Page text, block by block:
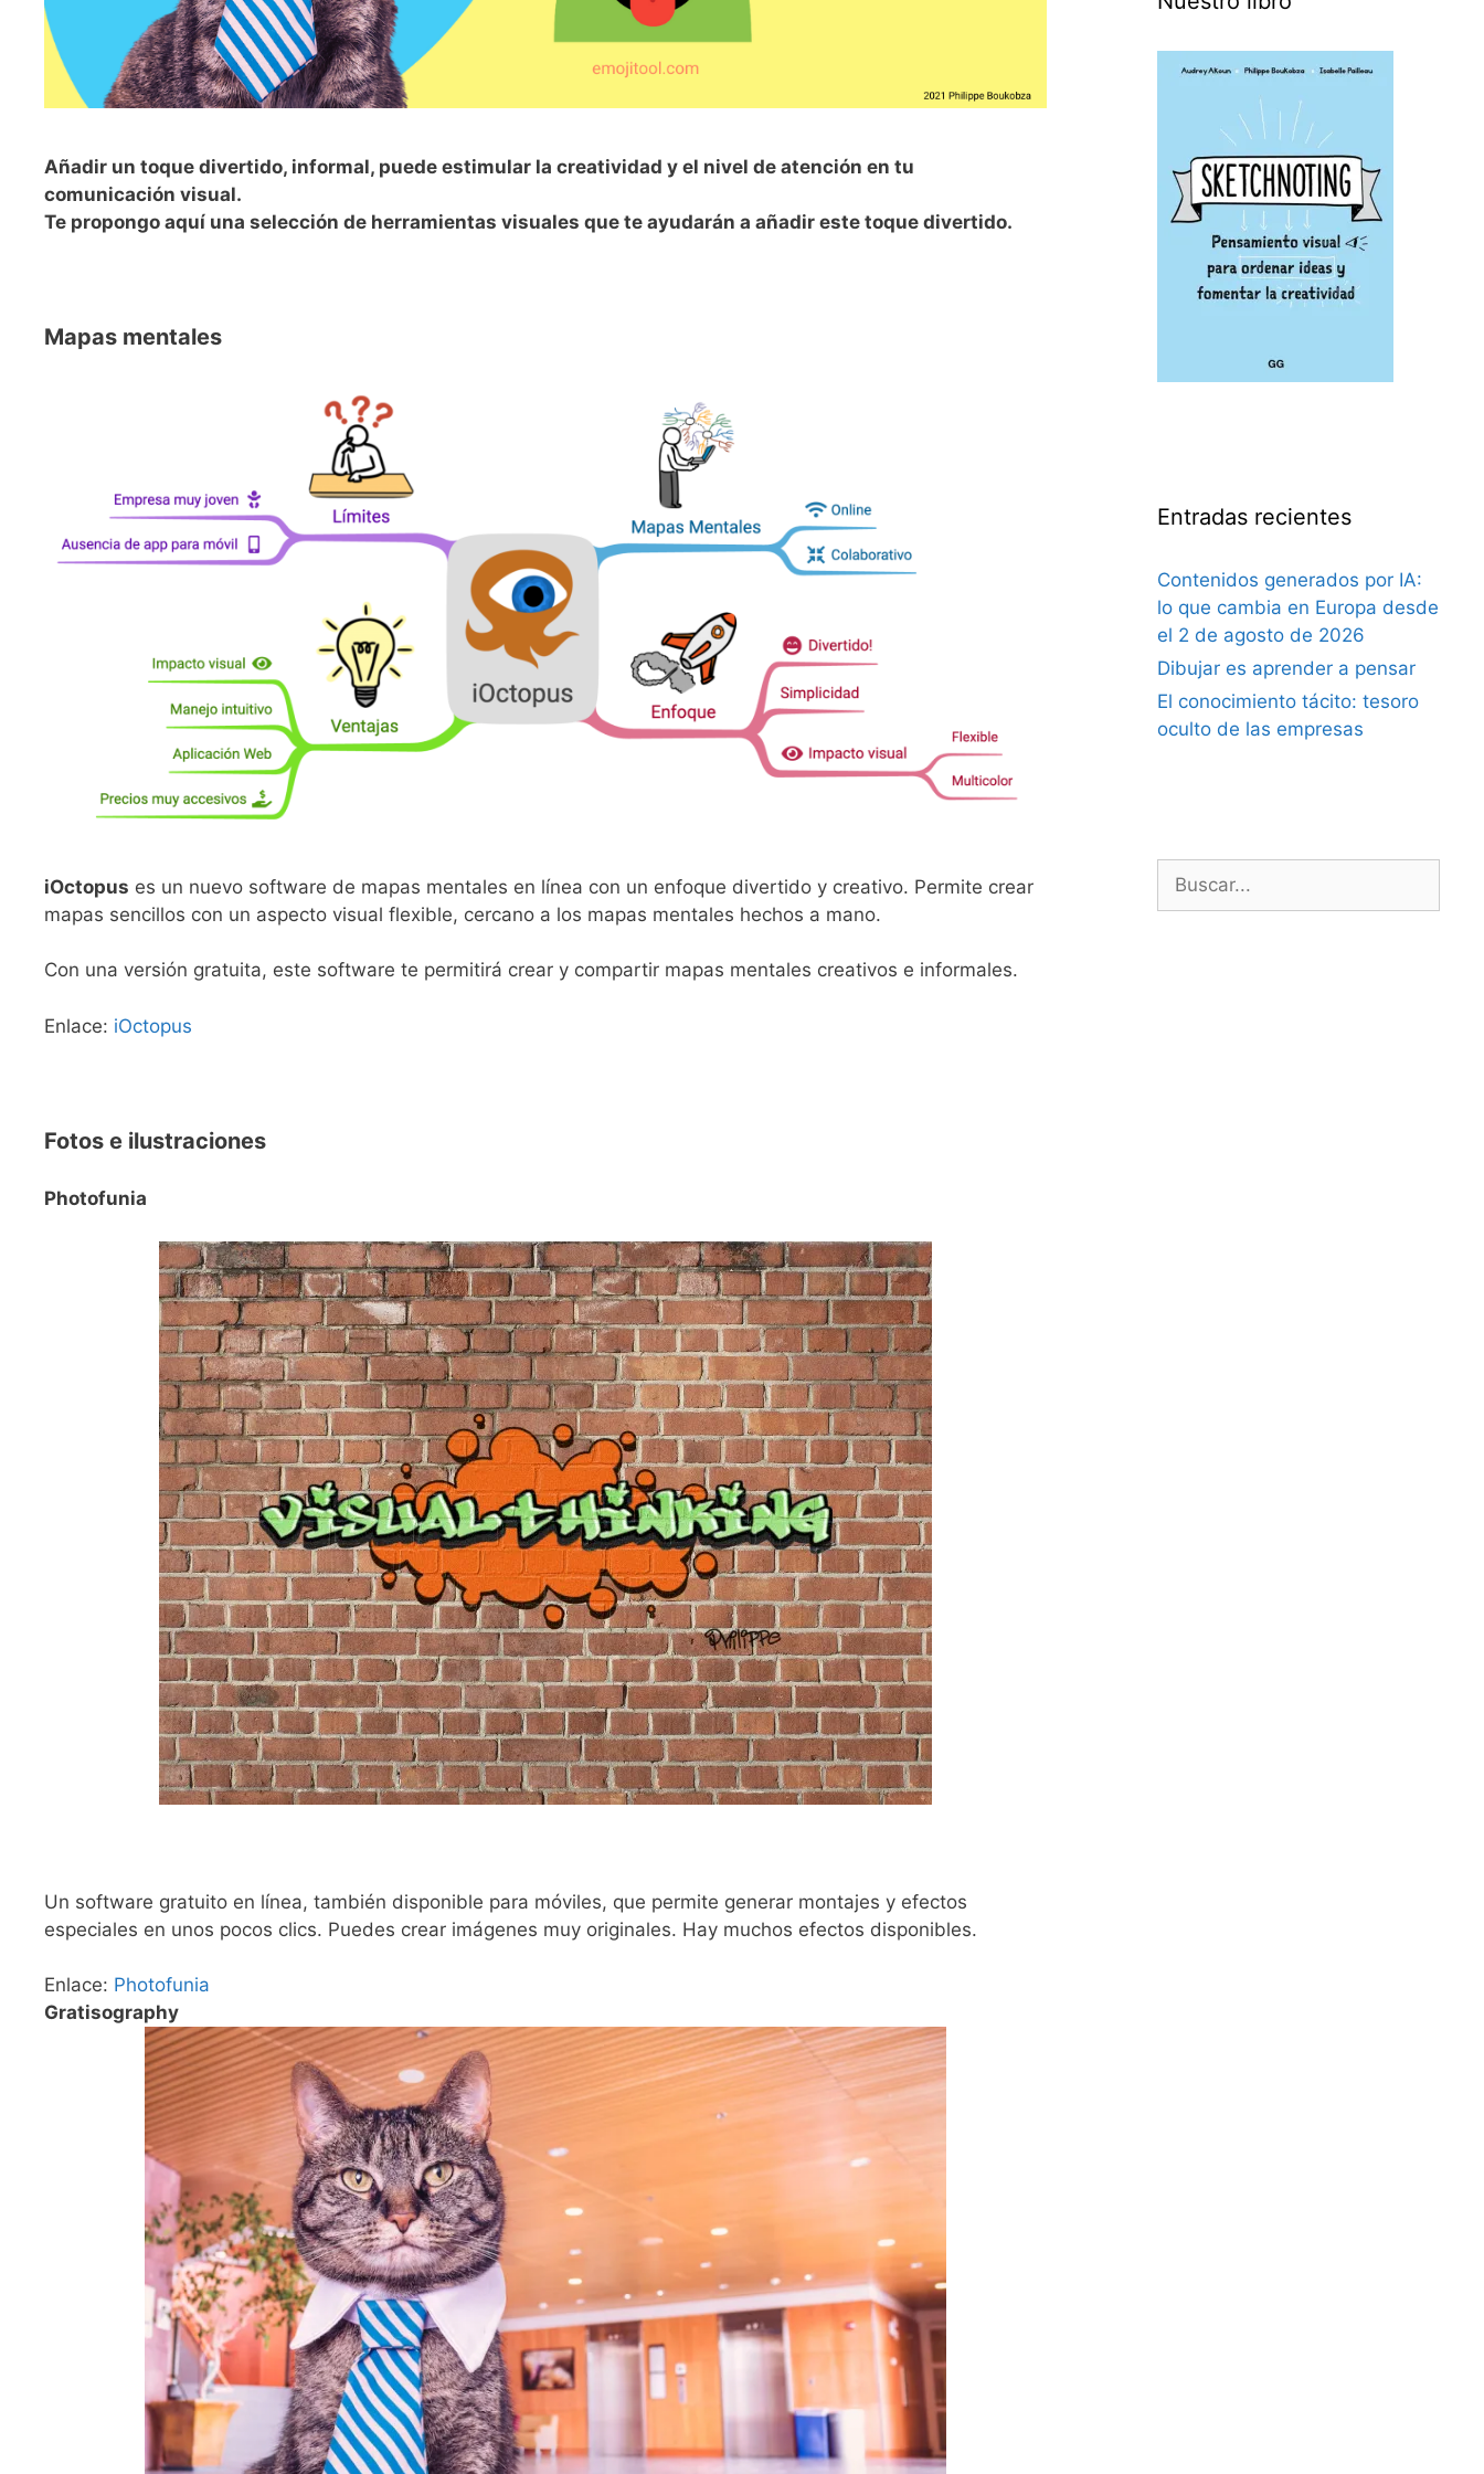
Añadir un toque divertido, informal, puede estimular la creatividad y el nivel de atención en tu
comunicación visual.
Te propongo aquí una selección de herramientas visuales que te ayudarán a añadir este toque divertido.
Mapas mentales
iOctopus es un nuevo software de mapas mentales en línea con un enfoque divertido y creativo. Permite crear
mapas sencillos con un aspecto visual flexible, cercano a los mapas mentales hechos a mano.
Con una versión gratuita, este software te permitirá crear y compartir mapas mentales creativos e informales.
Enlace: iOctopus
Fotos e ilustraciones
Photofunia
Un software gratuito en línea, también disponible para móviles, que permite generar montajes y efectos
especiales en unos pocos clics. Puedes crear imágenes muy originales. Hay muchos efectos disponibles.
Enlace: Photofunia
Gratisography
Entradas recientes
Contenidos generados por IA:
lo que cambia en Europa desde
el 2 de agosto de 2026
Dibujar es aprender a pensar
El conocimiento tácito: tesoro
oculto de las empresas